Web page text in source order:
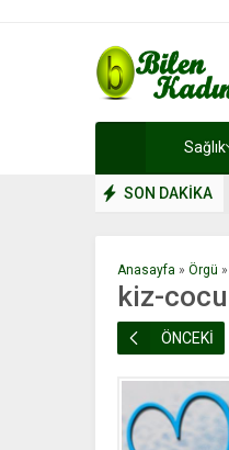
Sağlık
SON DAKİKA
Anasayfa » Örgü »
kiz-
ÖNCEKİ